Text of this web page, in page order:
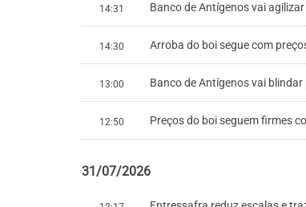
14:31 Banco de Antígenos vai
14:30 Arroba do boi segue com
13:00 Banco de Antígenos vai
12:50 Preços do boi seguem firmes
31/07/2026